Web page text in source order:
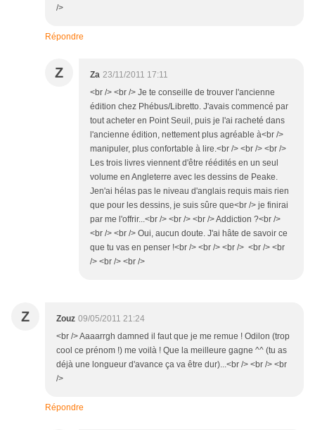
/>
Répondre
Z Za 23/11/2011 17:11
<br /> <br /> Je te conseille de trouver l'ancienne
édition chez Phébus/Libretto. J'avais commencé par
tout acheter en Point Seuil, puis je l'ai racheté dans
l'ancienne édition, nettement plus agréable à<br />
manipuler, plus confortable à lire.<br /> <br /> <br />
Les trois livres viennent d'être réédités en un seul
volume en Angleterre avec les dessins de Peake.
Jen'ai hélas pas le niveau d'anglais requis mais rien
que pour les dessins, je suis sûre que<br /> je finirai
par me l'offrir...<br /> <br /> <br /> Addiction ?<br />
<br /> <br /> Oui, aucun doute. J'ai hâte de savoir ce
que tu vas en penser !<br /> <br /> <br /> <br /> <br
/> <br /> <br />
Z Zouz 09/05/2011 21:24
<br /> Aaaarrgh damned il faut que je me remue ! Odilon (trop
cool ce prénom !) me voilà ! Que la meilleure gagne ^^ (tu as
déjà une longueur d'avance ça va être dur)...<br /> <br /> <br
/>
Répondre